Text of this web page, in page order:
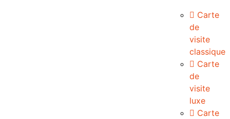
Carte
de
visite
classique
Carte
de
visite
luxe
Carte